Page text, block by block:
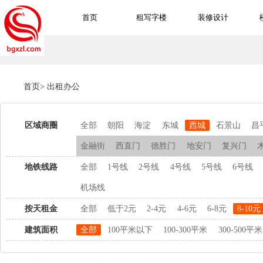
首页 租写字楼 装修设计
首页> 出租办公
区域商圈 全部 朝阳 海淀 东城 西城 石景山 昌
金融街 西直门 德胜门 地安门 复兴门
地铁线路 全部 1号线 2号线 4号线 5号线 6号线
机场线
按天租金 全部 低于2元 2-4元 4-6元 6-8元 8-10元
建筑面积 全部 100平米以下 100-300平米 300-500平米